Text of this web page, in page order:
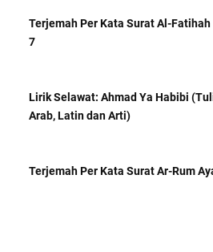
Terjemah Per Kata Surat Al-Fatihah
7
Lirik Selawat: Ahmad Ya Habibi
Arab, Latin dan Arti)
Terjemah Per Kata Surat Ar-Rum